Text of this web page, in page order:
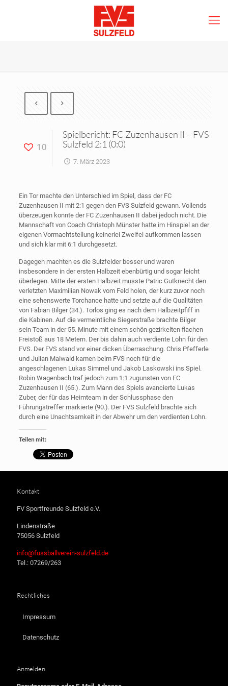
10
Spielbericht: FC Zuzenhausen II – FVS
Sulzfeld 2:1 (0:0)
7. März 2023
Ein Tor machte den Unterschied im Spiel, dass der FC
Zuzenhausen II mit 2:1 gegen den FVS Sulzfeld gewann. Vollends
überzeugen konnte der FC Zuzenhausen II dabei jedoch nicht. Die
Mannschaft von Coach Christoph Münster hatte im Hinspiel an der
eigenen Vormachtstellung keinerlei Zweifel aufkommen lassen
und sich klar mit 6:1 durchgesetzt.
Dagegen machten es die Sulzfelder besser und waren
insbesondere in der ersten Halbzeit ebenbürtig und sogar leicht
überlegen. Mitte der ersten Halbzeit musste Patric Gutknecht den
verletzten Maximilian Nowak vom Feld holen, der kurz zuvor noch
eine sehenswerte Torchance hatte und setzte auf die Qualitäten
von Fabian Bilger (34.). Torlos ging es nach dem Halbzeitpfiff in
die Kabinen. Auf die vermeintliche Siegerstraße brachte Bilger
sein Team in der 55. Minute mit einem schön gezirkelten flachen
Freistoß aus 18 Metern. Der bis dahin auch verdiente Lohn für den
FVS. Der FVS stand vor einer dicken Überraschung. Chris Pfefferle
und Julian Maiwald kamen beim FVS noch für die
angeschlagenen Lukas Simmel und Jakob Laskowski ins Spiel.
Robin Wagenbach traf jedoch zum 1:1 zugunsten von FC
Zuzenhausen II (65.). Zum Mann des Spiels avancierte Lukas
Zuber, der für das Heimteam in der Schlussphase den
Führungstreffer markierte (90.). Der FVS Sulzfeld brachte sich
durch eine Unachtsamkeit in der Abwehr um den verdienten Lohn.
Teilen mit:
Kontakt
FV Sportfreunde Sulzfeld e.V.
Lindenstraße
75056 Sulzfeld
info@fussballverein-sulzfeld.de
Tel.: 07269/263
Rechtliches
Impressum
Datenschutz
Anmelden